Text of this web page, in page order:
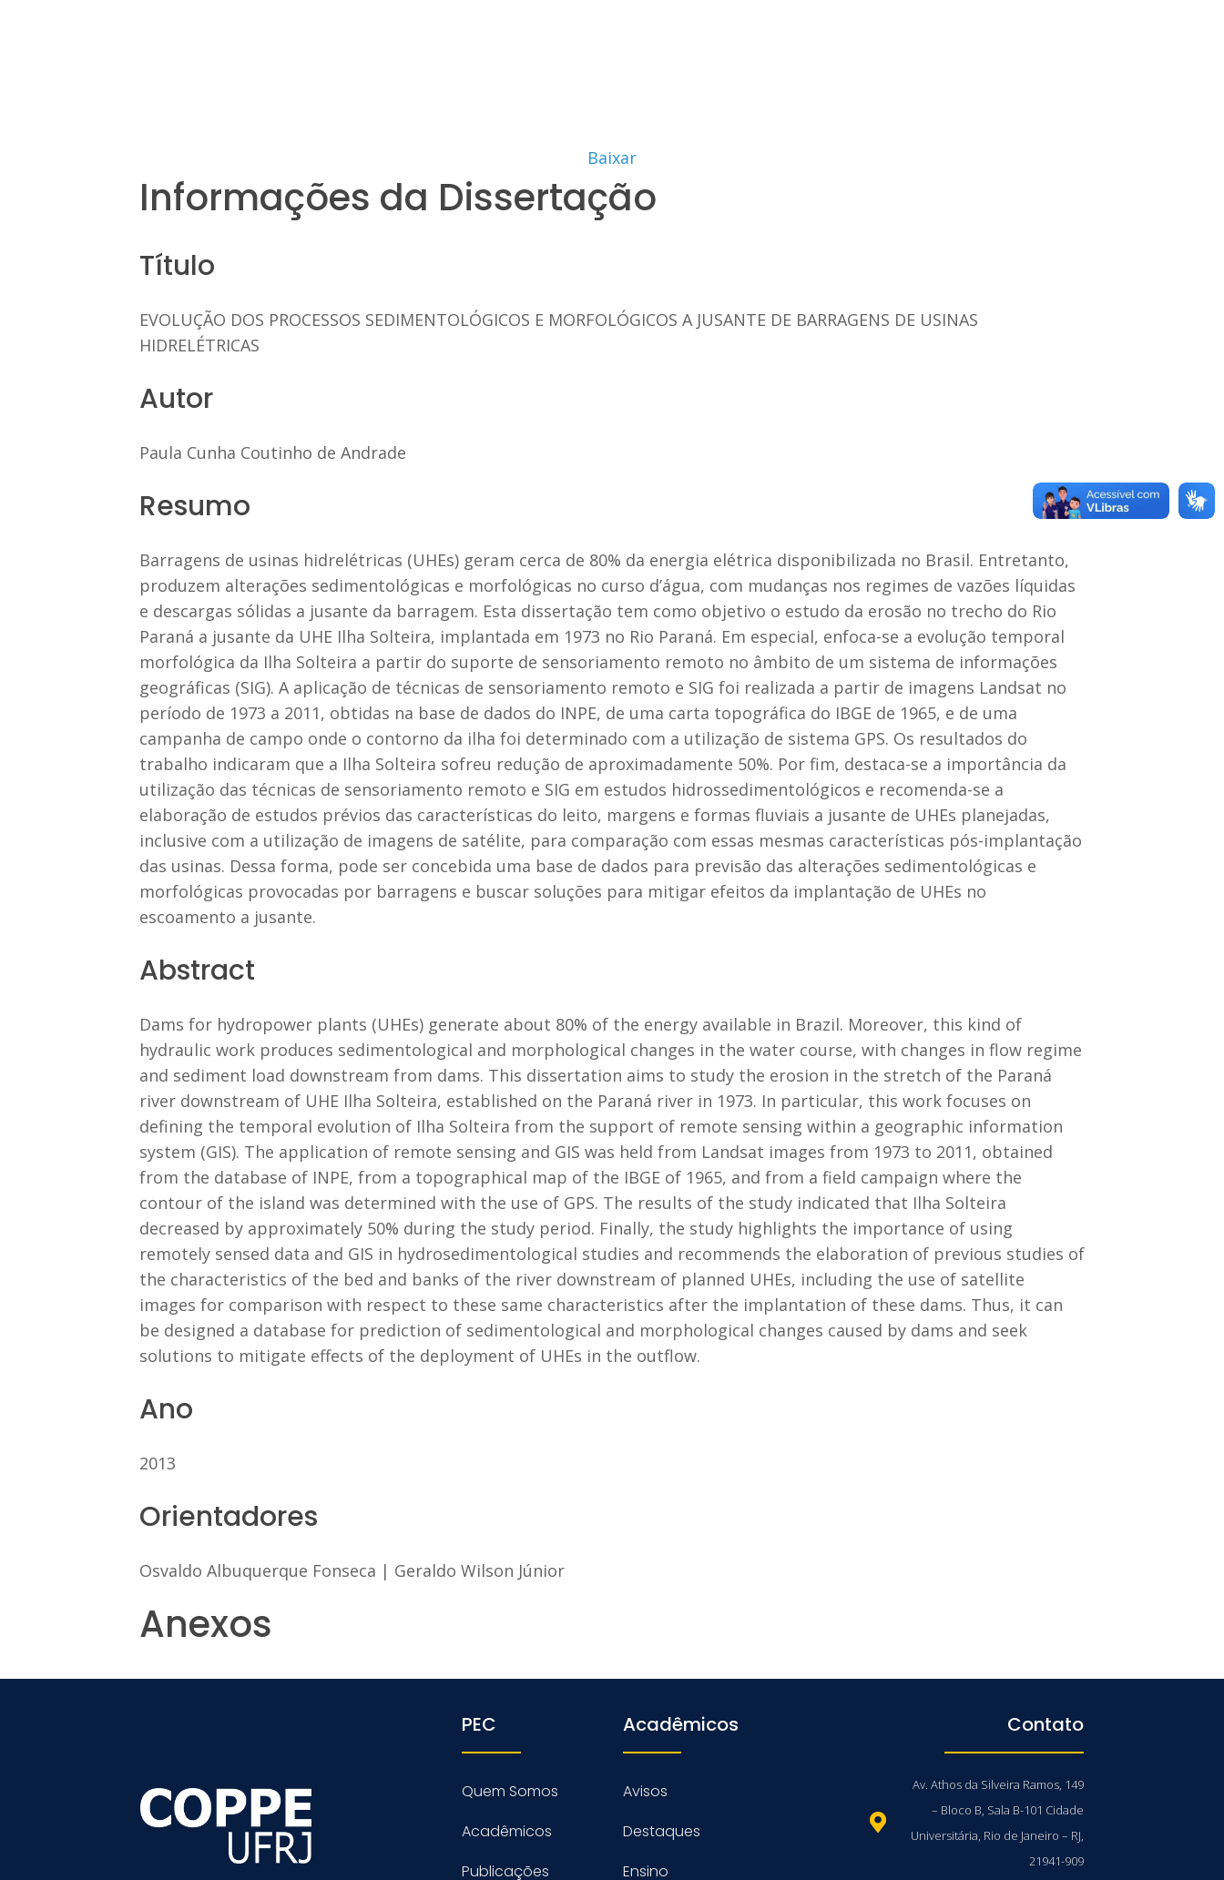
Baixar
Informações da Dissertação
Título
EVOLUÇÃO DOS PROCESSOS SEDIMENTOLÓGICOS E MORFOLÓGICOS A JUSANTE DE BARRAGENS DE USINAS
HIDRELÉTRICAS
Autor
Paula Cunha Coutinho de Andrade
Resumo
Barragens de usinas hidrelétricas (UHEs) geram cerca de 80% da energia elétrica disponibilizada no Brasil. Entretanto,
produzem alterações sedimentológicas e morfológicas no curso d’água, com mudanças nos regimes de vazões líquidas
e descargas sólidas a jusante da barragem. Esta dissertação tem como objetivo o estudo da erosão no trecho do Rio
Paraná a jusante da UHE Ilha Solteira, implantada em 1973 no Rio Paraná. Em especial, enfoca-se a evolução temporal
morfológica da Ilha Solteira a partir do suporte de sensoriamento remoto no âmbito de um sistema de informações
geográficas (SIG). A aplicação de técnicas de sensoriamento remoto e SIG foi realizada a partir de imagens Landsat no
período de 1973 a 2011, obtidas na base de dados do INPE, de uma carta topográfica do IBGE de 1965, e de uma
campanha de campo onde o contorno da ilha foi determinado com a utilização de sistema GPS. Os resultados do
trabalho indicaram que a Ilha Solteira sofreu redução de aproximadamente 50%. Por fim, destaca-se a importância da
utilização das técnicas de sensoriamento remoto e SIG em estudos hidrossedimentológicos e recomenda-se a
elaboração de estudos prévios das características do leito, margens e formas fluviais a jusante de UHEs planejadas,
inclusive com a utilização de imagens de satélite, para comparação com essas mesmas características pós-implantação
das usinas. Dessa forma, pode ser concebida uma base de dados para previsão das alterações sedimentológicas e
morfológicas provocadas por barragens e buscar soluções para mitigar efeitos da implantação de UHEs no
escoamento a jusante.
Abstract
Dams for hydropower plants (UHEs) generate about 80% of the energy available in Brazil. Moreover, this kind of
hydraulic work produces sedimentological and morphological changes in the water course, with changes in flow regime
and sediment load downstream from dams. This dissertation aims to study the erosion in the stretch of the Paraná
river downstream of UHE Ilha Solteira, established on the Paraná river in 1973. In particular, this work focuses on
defining the temporal evolution of Ilha Solteira from the support of remote sensing within a geographic information
system (GIS). The application of remote sensing and GIS was held from Landsat images from 1973 to 2011, obtained
from the database of INPE, from a topographical map of the IBGE of 1965, and from a field campaign where the
contour of the island was determined with the use of GPS. The results of the study indicated that Ilha Solteira
decreased by approximately 50% during the study period. Finally, the study highlights the importance of using
remotely sensed data and GIS in hydrosedimentological studies and recommends the elaboration of previous studies of
the characteristics of the bed and banks of the river downstream of planned UHEs, including the use of satellite
images for comparison with respect to these same characteristics after the implantation of these dams. Thus, it can
be designed a database for prediction of sedimentological and morphological changes caused by dams and seek
solutions to mitigate effects of the deployment of UHEs in the outflow.
Ano
2013
Orientadores
Osvaldo Albuquerque Fonseca | Geraldo Wilson Júnior
Anexos
PEC
Quem Somos
Acadêmicos
Publicações
Acadêmicos
Avisos
Destaques
Ensino
Contato
Av. Athos da Silveira Ramos, 149
– Bloco B, Sala B-101 Cidade
Universitária, Rio de Janeiro – RJ,
21941-909